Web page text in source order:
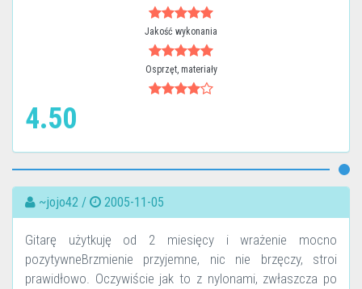
Jakość wykonania
Osprzęt, materiały
4.50
~jojo42 / 2005-11-05
Gitarę użytkuję od 2 miesięcy i wrażenie mocno
pozytywneBrzmienie przyjemne, nic nie brzęczy, stroi
prawidłowo. Oczywiście jak to z nylonami, zwłaszcza po